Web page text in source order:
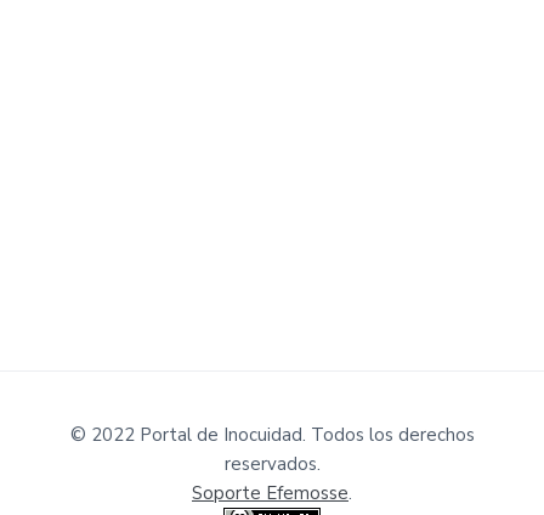
© 2022 Portal de Inocuidad. Todos los derechos
reservados.
Soporte Efemosse.